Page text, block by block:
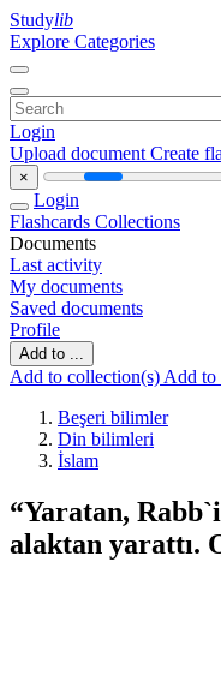
Studylib
Explore Categories
Login
Upload document Create
×
Login
Flashcards Collections
Documents
Last activity
My documents
Saved documents
Profile
Add to ...
Add to collection(s) Add to
Beşeri bilimler
Din bilimleri
İslam
“Yaratan,
alaktan yarattı.